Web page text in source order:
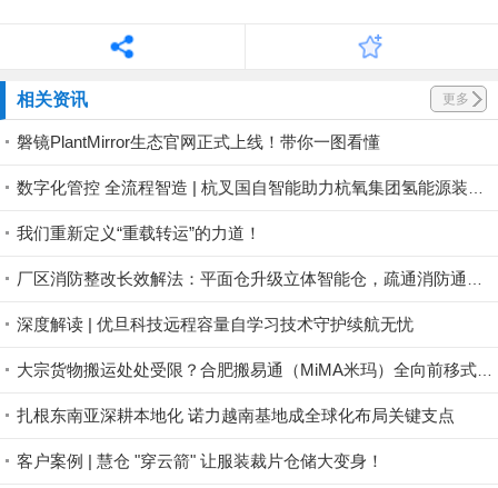
相关资讯 更多
磐镜PlantMirror生态官网正式上线！带你一图看懂
我们重新定义“重载转运”的力道！
深度解读 | 优旦科技远程容量自学习技术守护续航无忧
扎根东南亚深耕本地化 诺力越南基地成全球化布局关键支点
客户案例 | 慧仓 "穿云箭" 让服装裁片仓储大变身！